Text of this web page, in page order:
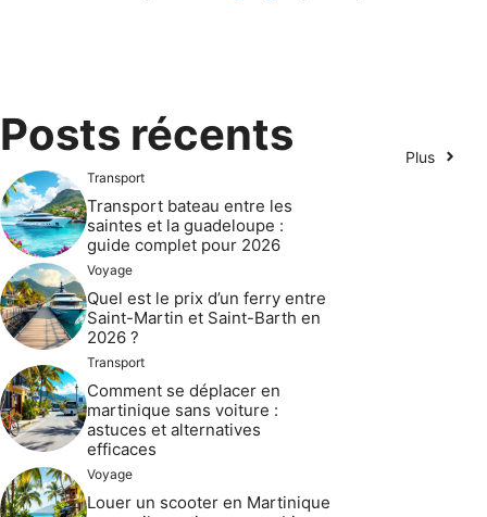
Posts récents Plus
Transport
Transport bateau entre les
saintes et la guadeloupe :
guide complet pour 2026
Voyage
Quel est le prix d’un ferry entre
Saint-Martin et Saint-Barth en
2026 ?
Transport
Comment se déplacer en
martinique sans voiture :
astuces et alternatives
efficaces
Voyage
Louer un scooter en Martinique